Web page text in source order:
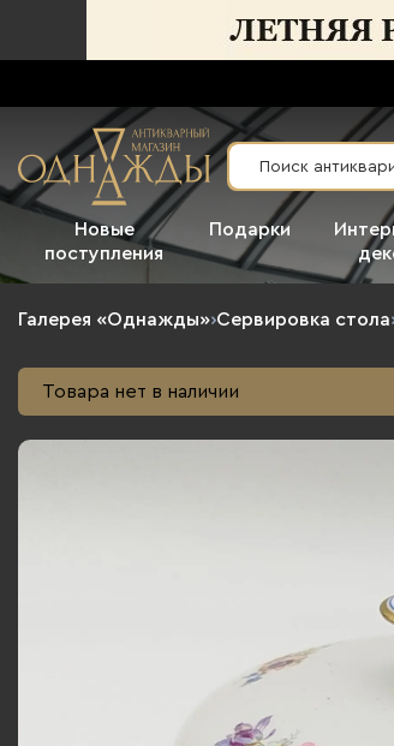
Новые
поступления
Подарки
Галерея «Однажды»›Сервировка стола
Товара нет в наличии